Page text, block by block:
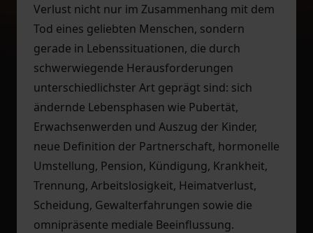
Verlust nicht nur im Zusammenhang mit dem
Tod eines geliebten Menschen, sondern
gerade in Lebenssituationen, die durch
schwerwiegende Herausforderungen
unterschiedlichster Art geprägt sind: sich
ändernde Lebensphasen wie Pubertät,
Erwachsenwerden und Auszug der Kinder,
neue Definition der Partnerschaft, hormonelle
Umstellung, Pension, Kündigung, Krankheit,
Trennung, Arbeitslosigkeit, Heimatverlust,
Scheidung, Gewalterfahrungen sowie die
omnipräsente mediale Beeinflussung.